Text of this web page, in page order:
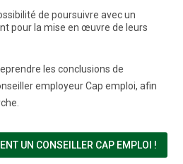
de poursuivre avec un
pour la mise en œuvre de leurs
les conclusions de
employeur Cap emploi, afin
UN CONSEILLER CAP EMPLOI !